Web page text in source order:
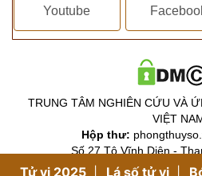
Youtube
TRUNG TÂM NGHIÊN CỨU VÀ
VIỆT
Hộp thư:
Số 27 Tô Vĩnh Diện -
Map:https://g.page/
Tử vi 2025 Lá số tử vi